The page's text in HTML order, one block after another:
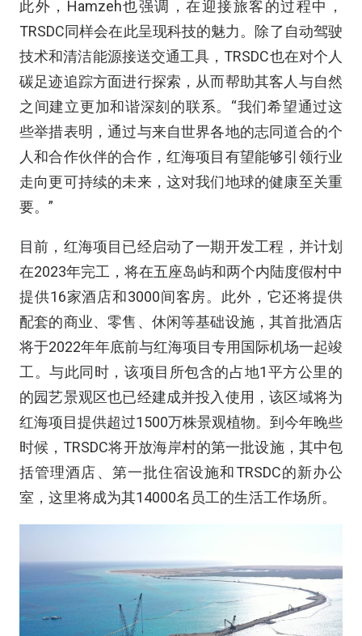
此外，Hamzeh也强调，在迎接旅客的过程中，
TRSDC同样会在此呈现科技的魅力。除了自动驾驶
技术和清洁能源接送交通工具，TRSDC也在对个人
碳足迹追踪方面进行探索，从而帮助其客人与自然
之间建立更加和谐深刻的联系。“我们希望通过这
些举措表明，通过与来自世界各地的志同道合的个
人和合作伙伴的合作，红海项目有望能够引领行业
走向更可持续的未来，这对我们地球的健康至关重
要。”
目前，红海项目已经启动了一期开发工程，并计划
在2023年完工，将在五座岛屿和两个内陆度假村中
提供16家酒店和3000间客房。此外，它还将提供
配套的商业、零售、休闲等基础设施，其首批酒店
将于2022年年底前与红海项目专用国际机场一起竣
工。与此同时，该项目所包含的占地1平方公里的
的园艺景观区也已经建成并投入使用，该区域将为
红海项目提供超过1500万株景观植物。到今年晚些
时候，TRSDC将开放海岸村的第一批设施，其中包
括管理酒店、第一批住宿设施和TRSDC的新办公
室，这里将成为其14000名员工的生活工作场所。